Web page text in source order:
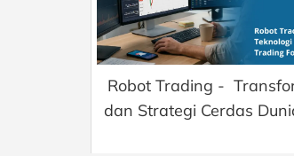
Robot Trading -
dan Strategi Cerdas